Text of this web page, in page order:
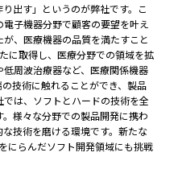
り出す」というのが弊社です。こ
子機器分野で顧客の要望を叶え
、医療機器の品質を満たすこと
に取得し、医療分野での領域を拡
周波治療器など、医療関係機器
技術に触れることができ、製品
は、ソフトとハードの技術を全
様々な分野での製品開発に携わ
技術を磨ける環境です。新たな
にらんだソフト開発領域にも挑戦